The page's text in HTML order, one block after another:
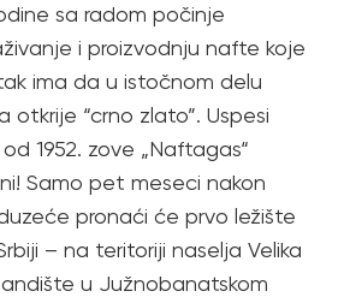
sa radom počinje
i proizvodnju nafte koje
ima da u istočnom delu
otkrije “crno zlato”. Uspesi
1952. zove „Naftagas“
Samo pet meseci nakon
pronaći će prvo ležište
– na teritoriji naselja Velika
u Južnobanatskom